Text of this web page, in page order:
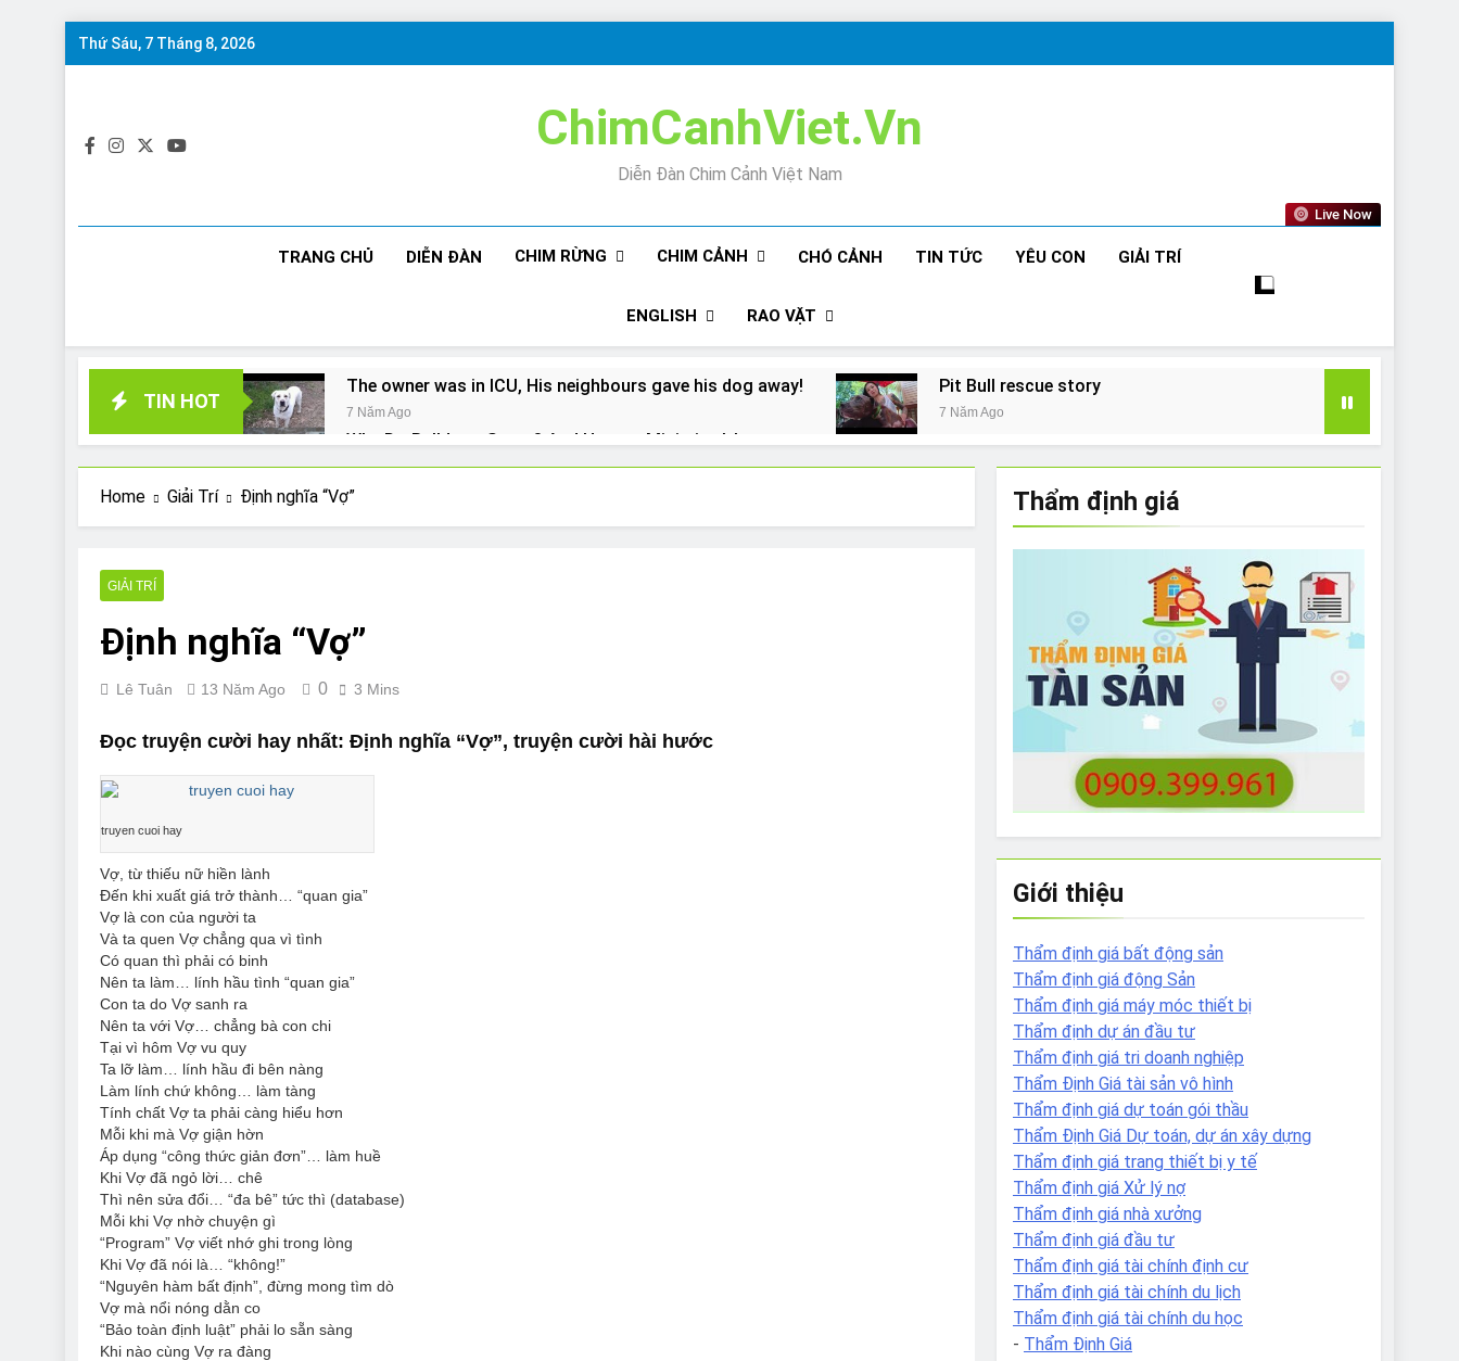
Skip
Thứ Sáu, 7 Tháng 8, 2026
ChimCanhViet.Vn
Diễn Đàn Chim Cảnh Việt Nam
Live Now
TRANG CHỦ DIỄN ĐÀN CHIM RỪNG CHIM CẢNH CHÓ CẢNH TIN TỨC YÊU CON GIẢI TRÍ
ENGLISH RAO VẶT
TIN HOT
The owner was in ICU, His neighbours gave his dog away!
7 Năm Ago
Pit Bull rescue story
7 Năm Ago
Why Do Bulldogs Snore? And How to Minimize It!
7 Năm Ago
Are Bulldogs Lazy? Not as much as you think and here’s why!
The Ultimate Guide to What Bulldogs Can (and can’t) Eat
7 Năm Ago
Can Bulldogs Play Fetch? And How to Train Them!
7 Năm Ago
How Often Do I Need to Groom My Bulldog
Home Giải Trí Định nghĩa “Vợ”
GIẢI TRÍ
Định nghĩa “Vợ”
Lê Tuân 13 Năm Ago 0 3 Mins
Đọc truyện cười hay nhất: Định nghĩa “Vợ”, truyện cười hài hước
truyen cuoi hay
Vợ, từ thiếu nữ hiền lành
Ðến khi xuất giá trở thành… “quan gia”
Vợ là con của người ta
Và ta quen Vợ chẳng qua vì tình
Có quan thì phải có binh
Nên ta làm… lính hầu tình “quan gia”
Con ta do Vợ sanh ra
Nên ta với Vợ… chẳng bà con chi
Tại vì hôm Vợ vu quy
Ta lỡ làm… lính hầu đi bên nàng
Làm lính chứ không… làm tàng
Tính chất Vợ ta phải càng hiểu hơn
Mỗi khi mà Vợ giận hờn
Áp dụng “công thức giản đơn”… làm huề
Khi Vợ đã ngỏ lời… chê
Thì nên sửa đổi… “đa bê” tức thì (database)
Mỗi khi Vợ nhờ chuyện gì
“Program” Vợ viết nhớ ghi trong lòng
Khi Vợ đã nói là… “không!”
“Nguyên hàm bất định”, đừng mong tìm dò
Vợ mà nổi nóng dằn co
“Bảo toàn định luật” phải lo sẵn sàng
Khi nào cùng Vợ ra đàng
Thẩm định giá
Giới thiệu
Thẩm định giá bất động sản
Thẩm định giá động Sản
Thẩm định giá máy móc thiết bị
Thẩm định dự án đầu tư
Thẩm định giá tri doanh nghiệp
Thẩm Định Giá tài sản vô hình
Thẩm định giá dự toán gói thầu
Thẩm Định Giá Dự toán, dự án xây dựng
Thẩm định giá trang thiết bị y tế
Thẩm định giá Xử lý nợ
Thẩm định giá nhà xưởng
Thẩm định giá đầu tư
Thẩm định giá tài chính định cư
Thẩm định giá tài chính du lịch
Thẩm định giá tài chính du học
- Thẩm Định Giá